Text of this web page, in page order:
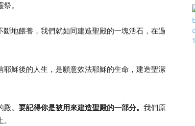
。
地餵養，我們就如同建造聖殿的一塊活石，在過
耶穌後的人生，是願意效法耶穌的生命，建造聖潔
。 要記得你是被用來建造聖殿的一部分。 我們原